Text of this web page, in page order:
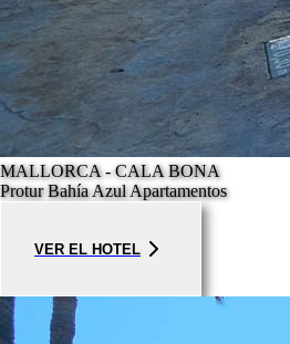
MALLORCA - CALA BONA
Protur Bahía Azul Apartamentos
VER EL HOTEL